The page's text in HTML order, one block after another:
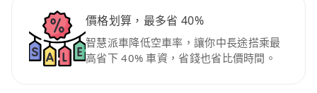
價格划算，最多省 40%
智慧派車降低空車率，讓你中長途搭乘最
高省下 40% 車資，省錢也省比價時間。